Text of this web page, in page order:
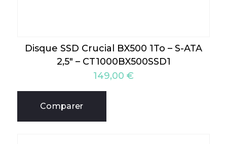
Disque SSD Crucial BX500 1To – S-ATA
2,5″ – CT1000BX500SSD1
149,00 €
Comparer